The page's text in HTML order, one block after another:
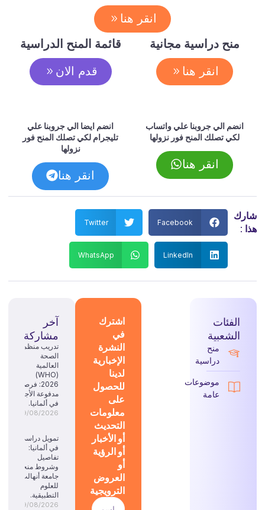
انقر هنا
منح دراسية مجانية
انقر هنا
قائمة المنح الدراسية
قدم الان
انضم الي جروبنا علي واتساب
لكي تصلك المنح فور نزولها
انقر هنا
انضم ايضا الي جروبنا علي
تليجرام لكي تصلك المنح فور
نزولها
انقر هنا
شارك
هذا :
Facebook
Twitter
LinkedIn
WhatsApp
الفئات
الشعبية
منح
دراسية
موضوعات
عامة
اشترك
في
النشرة
الإخبارية
لدينا
للحصول
على
معلومات
التحديث
أو الأخبار
أو الرؤية
أو
العروض
الترويجية
آخر
مشاركة
تدريب منظمة
الصحة
العالمية
(WHO)
2026: فرصة
مدفوعة الأجر
في ألمانيا.
09/08/2026
تمويل دراسي
في ألمانيا:
تفاصيل
وشروط منحة
جامعة أنهالت
للعلوم
التطبيقية.
09/08/2026